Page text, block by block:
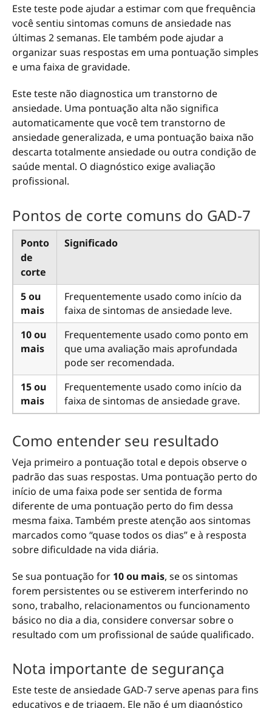
Este teste pode ajudar a estimar com que frequência
você sentiu sintomas comuns de ansiedade nas
últimas 2 semanas. Ele também pode ajudar a
organizar suas respostas em uma pontuação simples
e uma faixa de gravidade.
Este teste não diagnostica um transtorno de
ansiedade. Uma pontuação alta não significa
automaticamente que você tem transtorno de
ansiedade generalizada, e uma pontuação baixa não
descarta totalmente ansiedade ou outra condição de
saúde mental. O diagnóstico exige avaliação
profissional.
Pontos de corte comuns do GAD-7
Ponto
de
corte
Significado
5 ou
mais
Frequentemente usado como início da
faixa de sintomas de ansiedade leve.
10 ou
mais
Frequentemente usado como ponto em
que uma avaliação mais aprofundada
pode ser recomendada.
15 ou
mais
Frequentemente usado como início da
faixa de sintomas de ansiedade grave.
Como entender seu resultado
Veja primeiro a pontuação total e depois observe o
padrão das suas respostas. Uma pontuação perto do
início de uma faixa pode ser sentida de forma
diferente de uma pontuação perto do fim dessa
mesma faixa. Também preste atenção aos sintomas
marcados como “quase todos os dias” e à resposta
sobre dificuldade na vida diária.
Se sua pontuação for 10 ou mais, se os sintomas
forem persistentes ou se estiverem interferindo no
sono, trabalho, relacionamentos ou funcionamento
básico no dia a dia, considere conversar sobre o
resultado com um profissional de saúde qualificado.
Nota importante de segurança
Este teste de ansiedade GAD-7 serve apenas para fins
educativos e de triagem. Ele não é um diagnóstico